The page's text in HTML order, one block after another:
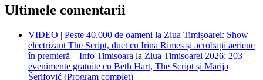
Ultimele comentarii
VIDEO | Peste 40.000 de oameni la Ziua Timișoarei: Show
electrizant The Script, duet cu Irina Rimes și acrobații aeriene
în premieră – Info Timișoara la Ziua Timișoarei 2026: 203
evenimente gratuite cu Beth Hart, The Script și Marija
Šerifović (Program complet)